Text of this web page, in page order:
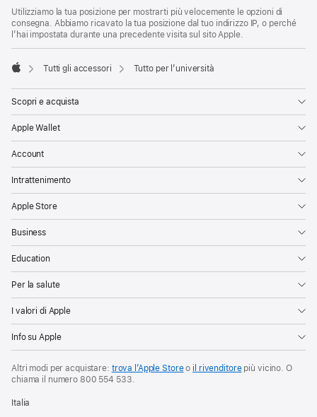
Utilizziamo la tua posizione per mostrarti più velocemente le opzioni di
consegna. Abbiamo ricavato la tua posizione dal tuo indirizzo IP, o perché
l’hai impostata durante una precedente visita sul sito Apple.
Tutti gli accessori Tutto per l’università
Scopri e acquista
Apple Wallet
Account
Intrattenimento
Apple Store
Business
Education
Per la salute
I valori di Apple
Info su Apple
Altri modi per acquistare: trova l’Apple Storeo il rivenditorepiù vicino. O
chiama il numero 800 554 533.
Italia